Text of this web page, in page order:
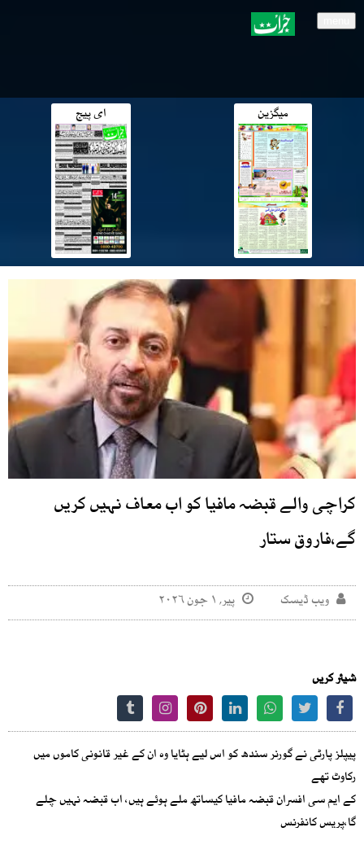
میگزین ای پیج
کراچی والے قبضہ مافیا کو اب معاف نہیں کریں
گے،فاروق ستار
ویب ڈیسک پیر, ۱ جون ۲۰۲۶
شیئر کریں
پیپلز پارٹی نے گورنر سندھ کو اس لیے ہٹایا وہ ان کے غیر قانونی کاموں میں
رکاوٹ تھے
کے ایم سی افسران قبضہ مافیا کیساتھ ملے ہوئے ہیں، اب قبضہ نہیں چلے
گا،پریس کانفرنس